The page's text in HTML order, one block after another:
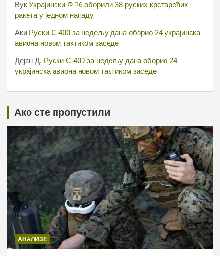
Вук Украјински Ф-16 оборили 38 руских крстарећих
ракета у једном нападу
Аки Руски С-400 за недељу дана оборио 24 украјинска
авиона новом тактиком заседе
Дејан Д. Руски С-400 за недељу дана оборио 24
украјинска авиона новом тактиком заседе
Ако сте пропустили
АНАЛИЗЕ